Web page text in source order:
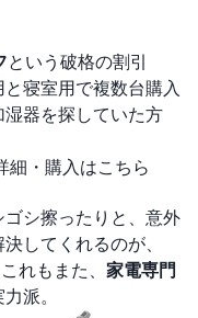
という破格の割引
寝室用で複数台購入
器を探していた方
細・購入はこちら
シ擦ったりと、意外
してくれるのが、
れもまた、 家電専門
派。